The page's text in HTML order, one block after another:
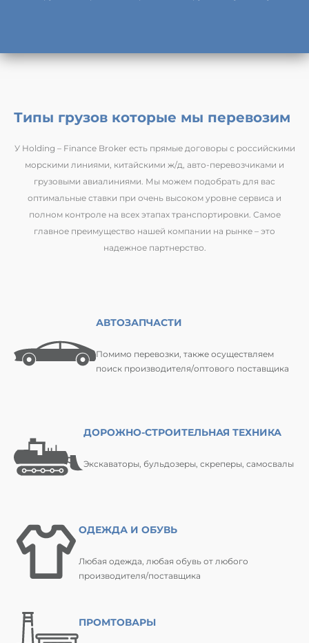
Типы грузов которые мы перевозим
У Holding – Finance Broker есть прямые договоры с российскими
морскими линиями, китайскими ж/д, авто-перевозчиками и
грузовыми авиалиниями. Мы можем подобрать для вас
оптимальные ставки при очень высоком уровне сервиса и
полном контроле на всех этапах транспортировки. Самое
главное преимущество нашей компании на рынке – это
надежное партнерство.
АВТОЗАПЧАСТИ
Помимо перевозки, также осуществляем
поиск производителя/оптового поставщика
ДОРОЖНО-СТРОИТЕЛЬНАЯ ТЕХНИКА
Экскаваторы, бульдозеры, скреперы, самосвалы
ОДЕЖДА И ОБУВЬ
Любая одежда, любая обувь от любого
производителя/поставщика
ПРОМТОВАРЫ